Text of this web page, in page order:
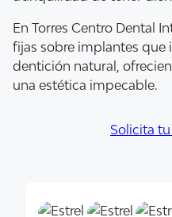
En Torres Centro Dental
fijas sobre implantes que
dentición natural,
una estética impecable.
Solicita